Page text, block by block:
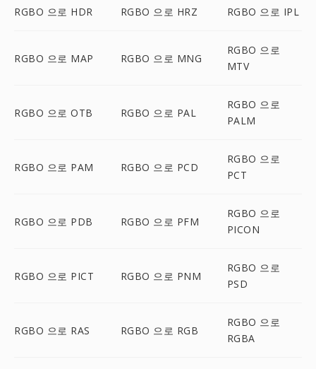
RGBO 으로 HDR RGBO 으로 HRZ RGBO 으로 IPL
RGBO 으로 MAP RGBO 으로 MNG
RGBO 으로
MTV
RGBO 으로 OTB RGBO 으로 PAL
RGBO 으로
PALM
RGBO 으로 PAM RGBO 으로 PCD
RGBO 으로
PCT
RGBO 으로 PDB RGBO 으로 PFM
RGBO 으로
PICON
RGBO 으로 PICT RGBO 으로 PNM
RGBO 으로
PSD
RGBO 으로 RAS RGBO 으로 RGB
RGBO 으로
RGBA